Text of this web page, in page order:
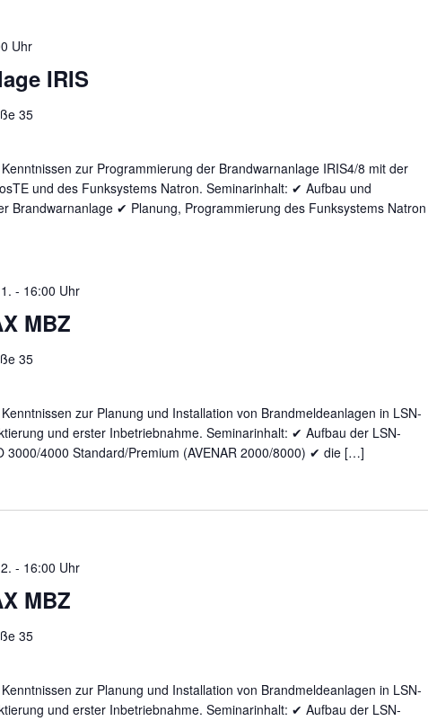
IRIS
Uhr
35
zur Programmierung der Brandwarnanlage IRIS4/8 mit der
und des Funksystems Natron. Seminarinhalt: ✔ Aufbau und
Brandwarnanlage ✔ Planung, Programmierung des Funksystems Natron
MBZ
- 16:00 Uhr
35
zur Planung und Installation von Brandmeldeanlagen in LSN-
und erster Inbetriebnahme. Seminarinhalt: ✔ Aufbau der LSN-
3000/4000 Standard/Premium (AVENAR 2000/8000) ✔ die […]
MBZ
- 16:00 Uhr
35
zur Planung und Installation von Brandmeldeanlagen in LSN-
und erster Inbetriebnahme. Seminarinhalt: ✔ Aufbau der LSN-